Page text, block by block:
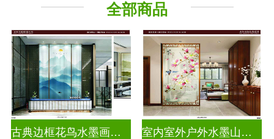
全部商品
古典边框花鸟水墨画玻璃 室内室外户外水墨山水画玻璃